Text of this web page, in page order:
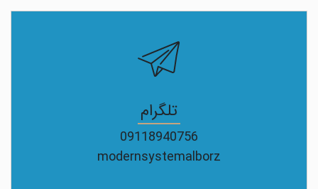
تلگرام
09118940756
modernsystemalborz